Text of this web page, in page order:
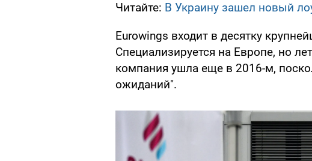
Читайте: В Украину зашел новый
Eurowings входит в десятку
Специализируется на Европе, но
компания ушла еще в 2016-м,
ожиданий".